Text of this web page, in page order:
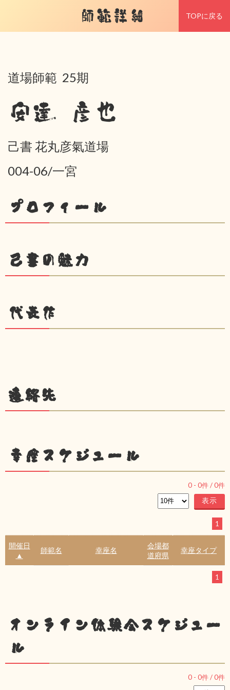
師範詳細 TOPに戻る
道場師範 25期
安達 彦也
己書 花丸彦氣道場
004-06/一宮
プロフィール
己書の魅力
代表作
連絡先
幸座スケジュール
0 - 0件 /0件
1
開催日
▲
師範名 幸座名
会場都
道府県
幸座タイプ
1
オンライン体験会スケジュー
ル
0 - 0件 /0件